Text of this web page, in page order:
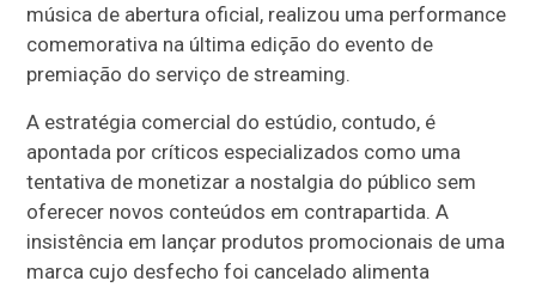
música de abertura oficial, realizou uma performance
comemorativa na última edição do evento de
premiação do serviço de streaming.
A estratégia comercial do estúdio, contudo, é
apontada por críticos especializados como uma
tentativa de monetizar a nostalgia do público sem
oferecer novos conteúdos em contrapartida. A
insistência em lançar produtos promocionais de uma
marca cujo desfecho foi cancelado alimenta